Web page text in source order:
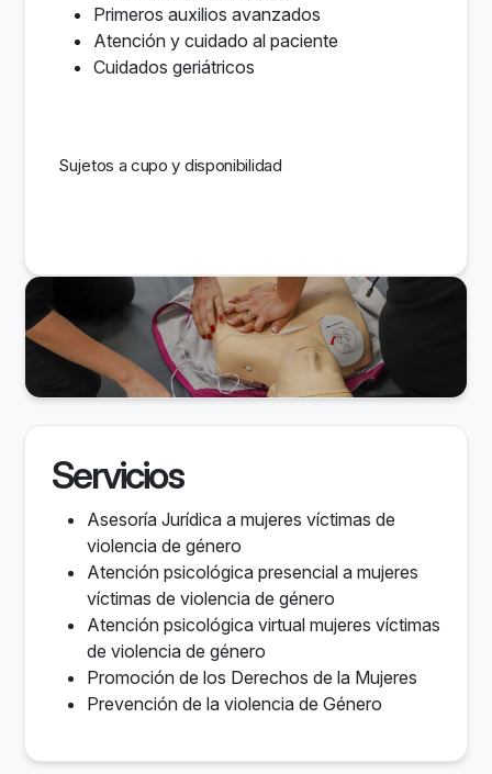
Primeros auxilios avanzados
Atención y cuidado al paciente
Cuidados geriátricos
Sujetos a cupo y disponibilidad
Servicios
Asesoría Jurídica a mujeres víctimas de
violencia de género
Atención psicológica presencial a mujeres
víctimas de violencia de género
Atención psicológica virtual mujeres víctimas
de violencia de género
Promoción de los Derechos de la Mujeres
Prevención de la violencia de Género